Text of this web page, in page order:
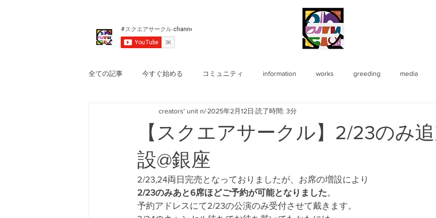
全ての記事 今すぐ始める コミュニティ information works greeding media
【スクエアサークル】2/23のみ
設@銀座
creators' unit n/ 2025年2月12日 読了時間: 3分
2/23,24両日完売となっておりましたが、お席の増設により
2/23のみあと6席ほどご予約が可能となりました。
予約アドレスにて2/23の公演のみ受付させて戴きます。